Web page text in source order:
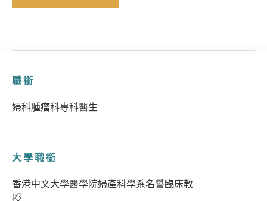
職銜
婦科腫瘤科專科醫生
大學職銜
香港中文大學醫學院婦產科學系名譽臨床教
授